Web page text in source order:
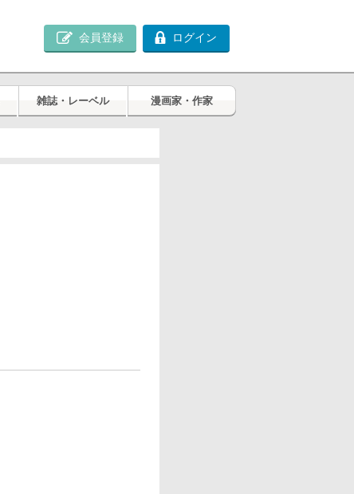
会員登録 ログイン
雑誌・レーベル 漫画家・作家